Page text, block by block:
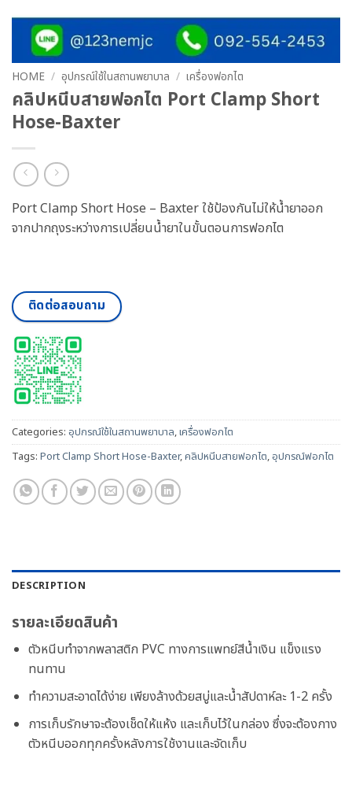
HOME / อุปกรณ์ใช้ในสถานพยาบาล / เครื่องฟอกไต
คลิปหนีบสายฟอกไต Port Clamp Short
Hose-Baxter
Port Clamp Short Hose – Baxter ใช้ป้องกันไม่ให้น้ำยาออก
จากปากถุงระหว่างการเปลี่ยนน้ำยาในขั้นตอนการฟอกไต
ติดต่อสอบถาม
Categories: อุปกรณ์ใช้ในสถานพยาบาล,เครื่องฟอกไต
Tags: Port Clamp Short Hose-Baxter,คลิปหนีบสายฟอกไต,อุปกรณ์ฟอกไต
DESCRIPTION
รายละเอียดสินค้า
ตัวหนีบทำจากพลาสติก PVC ทางการแพทย์สีน้ำเงิน แข็งแรง
ทนทาน
ทำความสะอาดได้ง่าย เพียงล้างด้วยสบู่และน้ำสัปดาห์ละ 1-2 ครั้ง
การเก็บรักษาจะต้องเช็ดให้แห้ง และเก็บไว้ในกล่อง ซึ่งจะต้องกาง
ตัวหนีบออกทุกครั้งหลังการใช้งานและจัดเก็บ